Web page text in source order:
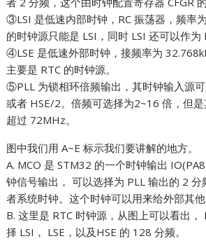
③LSI 是低速内部时钟，RC 振荡器，频率
的时钟源只能是 LSI，同时 LSI 还可以作为
④LSE 是低速外部时钟，接频率为
主要是 RTC 的时钟源。
⑤PLL 为锁相环倍频输出，其时钟输入源
或者 HSE/2。倍频可选择为2~16 倍，但
超过 72MHz。
图中我们用 A~E 标示我们要讲解的地方。
A. MCO 是 STM32 的一个时钟输出
钟信号输出， 可以选择为 PLL 输出的 2 分
者系统时钟。这个时钟可以用来给外部其他
B. 这里是 RTC 时钟源，从图上可以看出，
择 LSI， LSE，以及HSE 的 128 分频。